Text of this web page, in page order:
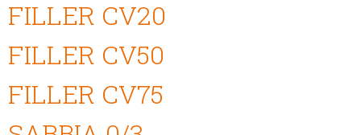
FILLER CV20
FILLER CV50
FILLER CV75